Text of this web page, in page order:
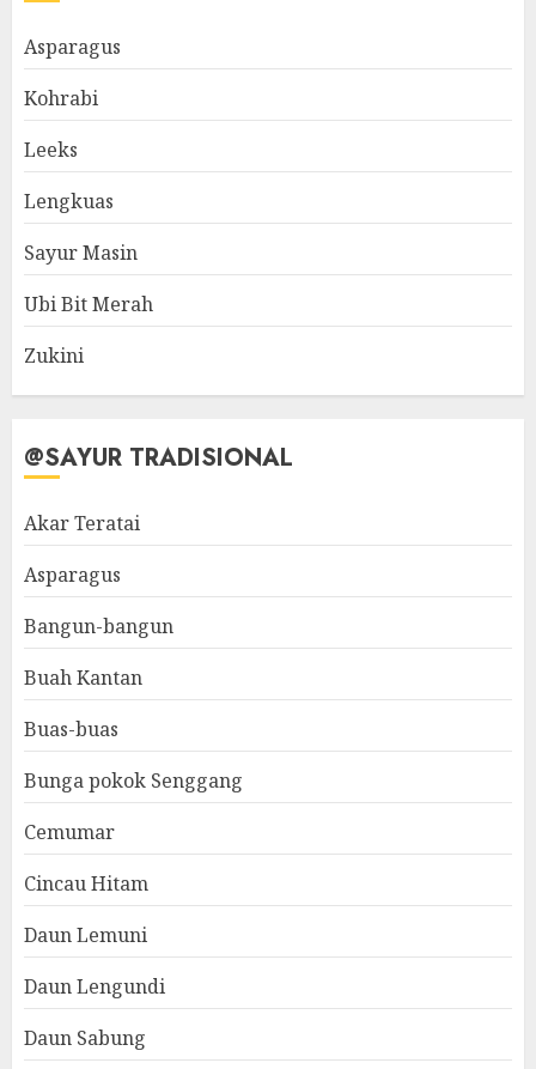
Asparagus
Kohrabi
Leeks
Lengkuas
Sayur Masin
Ubi Bit Merah
Zukini
@SAYUR TRADISIONAL
Akar Teratai
Asparagus
Bangun-bangun
Buah Kantan
Buas-buas
Bunga pokok Senggang
Cemumar
Cincau Hitam
Daun Lemuni
Daun Lengundi
Daun Sabung